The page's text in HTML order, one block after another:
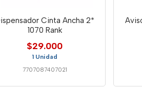
Cinta Ancha 2*
1070 Rank
$29.000
1 Unidad
7707087407021